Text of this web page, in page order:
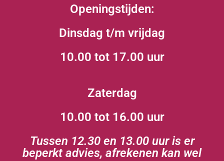
Openingstijden:
Dinsdag t/m vrijdag
10.00 tot 17.00 uur
Zaterdag
10.00 tot 16.00 uur
Tussen 12.30 en 13.00 uur is er
beperkt advies, afrekenen kan wel